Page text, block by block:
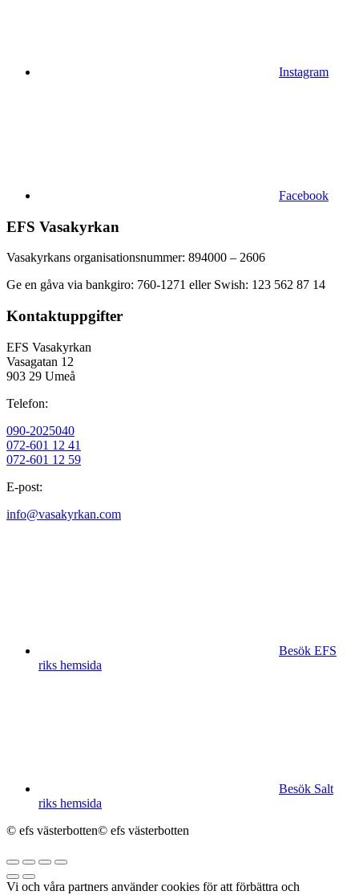
Instagram
Facebook
EFS Vasakyrkan
Vasakyrkans organisationsnummer: 894000 – 2606
Ge en gåva via bankgiro: 760-1271 eller Swish: 123 562 87 14
Kontaktuppgifter
EFS Vasakyrkan
Vasagatan 12
903 29 Umeå
Telefon:
090-2025040
072-601 12 41
072-601 12 59
E-post:
info@vasakyrkan.com
Besök EFS
riks hemsida
Besök Salt
riks hemsida
© efs västerbotten© efs västerbotten
Vi och våra partners använder cookies för att förbättra och